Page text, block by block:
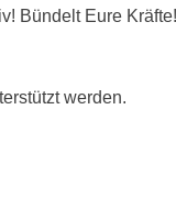
Bündelt Eure
werden.